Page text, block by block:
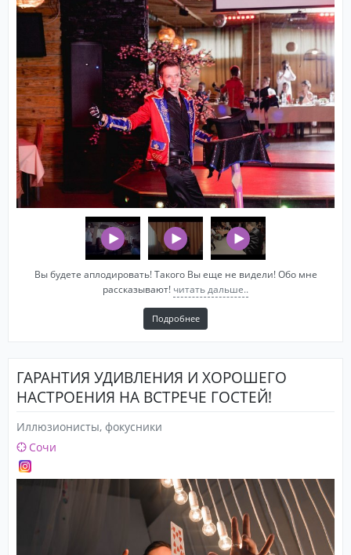
Вы будете аплодировать! Такого Вы еще не видели! Обо мне
рассказывают! читать дальше..
Подробнее
ГАРАНТИЯ УДИВЛЕНИЯ И ХОРОШЕГО
НАСТРОЕНИЯ НА ВСТРЕЧЕ ГОСТЕЙ!
Иллюзионисты, фокусники
Сочи